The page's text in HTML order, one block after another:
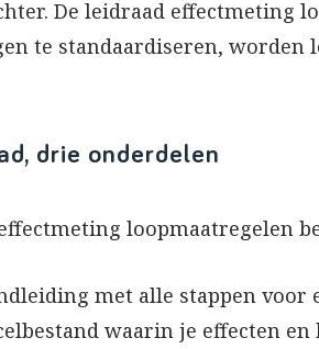
De leidraad effectmeting
te standaardiseren, worden
drie onderdelen
loopmaatregelen
met alle stappen voor
waarin je effecten